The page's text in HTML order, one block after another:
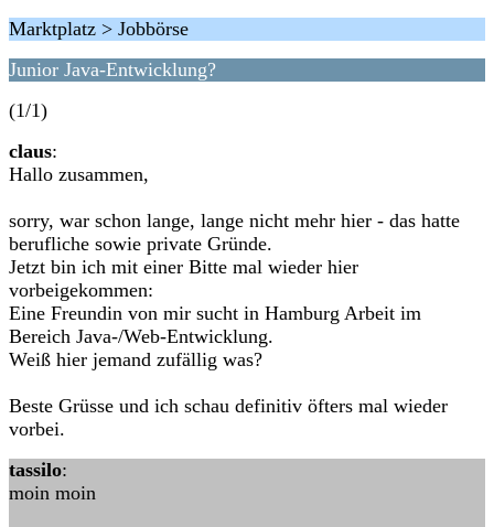
Marktplatz > Jobbörse
Junior Java-Entwicklung?
(1/1)
claus:
Hallo zusammen,
sorry, war schon lange, lange nicht mehr hier - das hatte
berufliche sowie private Gründe.
Jetzt bin ich mit einer Bitte mal wieder hier
vorbeigekommen:
Eine Freundin von mir sucht in Hamburg Arbeit im
Bereich Java-/Web-Entwicklung.
Weiß hier jemand zufällig was?
Beste Grüsse und ich schau definitiv öfters mal wieder
vorbei.
tassilo:
moin moin